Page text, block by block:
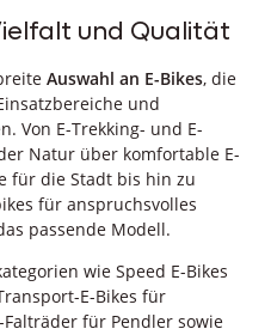
und Qualität
Auswahl an E-Bikes, die
und
Von E-Trekking- und E-
Natur über komfortable E-
für die Stadt bis hin zu
für anspruchsvolles
passende Modell.
wie Speed E-Bikes
E-Bikes für
für Pendler sowie